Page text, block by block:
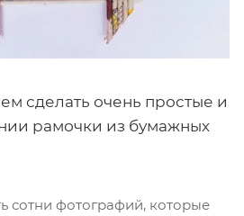
сделать очень простые и
рамочки из бумажных
сотни фотографий, которые